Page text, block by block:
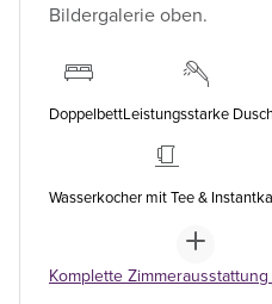
Bildergalerie oben.
DoppelbettLeistungsstarke
Wasserkocher mit Tee &
Komplette